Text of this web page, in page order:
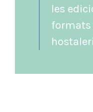
les
formats